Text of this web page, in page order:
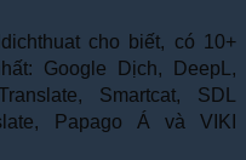
cho biết, có 10+
Google Dịch, DeepL,
Smartcat, SDL
Papago Á và VIKI